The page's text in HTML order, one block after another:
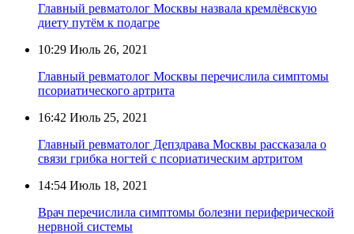
Главный ревматолог Москвы назвала кремлёвскую
диету путём к подагре
10:29 Июль 26, 2021
Главный ревматолог Москвы перечислила симптомы
псориатического артрита
16:42 Июль 25, 2021
Главный ревматолог Депздрава Москвы рассказала о
связи грибка ногтей с псориатическим артритом
14:54 Июль 18, 2021
Врач перечислила симптомы болезни периферической
нервной системы